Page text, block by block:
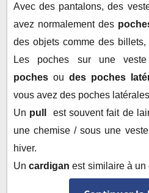
Avec des pantalons, des
avez normalement des
des objets comme des
Les poches sur une
poches ou des poches
vous avez des poches
Un pull
est souvent fait de
une chemise / sous une
hiver.
Un cardigan est similaire à un
à l'avant, avec un zip ou des